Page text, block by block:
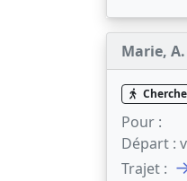
Marie, A.
Pour :
Départ :
Trajet :